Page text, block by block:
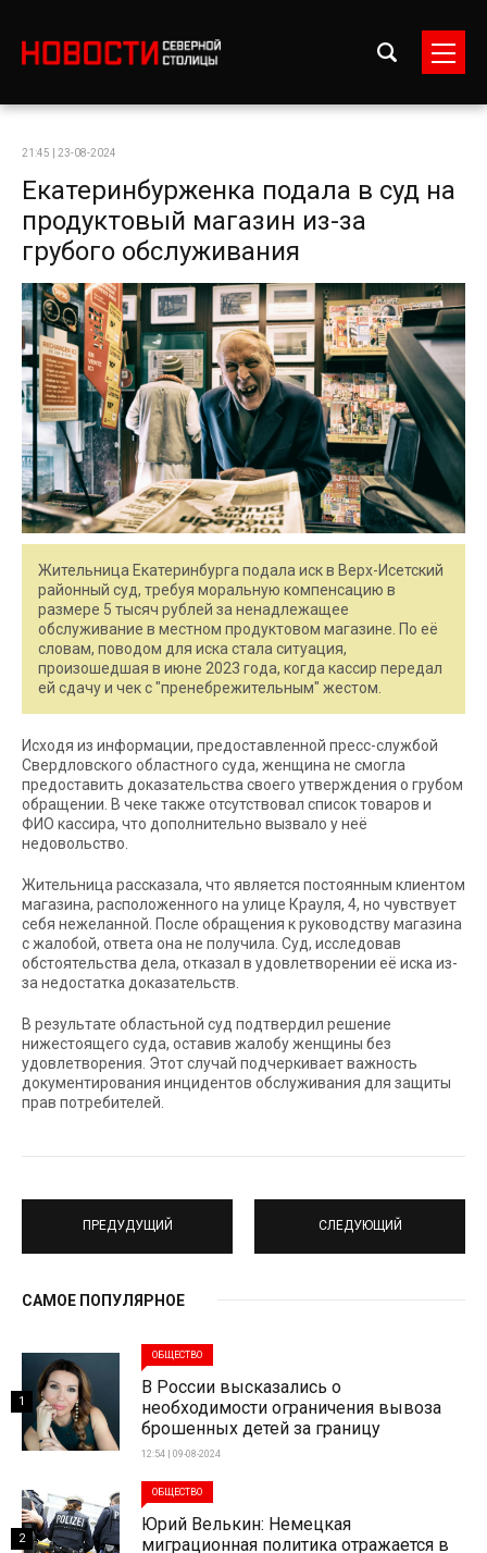
21:45 | 23-08-2024
Екатеринбурженка подала в суд на
продуктовый магазин из-за
грубого обслуживания
Жительница Екатеринбурга подала иск в Верх-Исетский
районный суд, требуя моральную компенсацию в
размере 5 тысяч рублей за ненадлежащее
обслуживание в местном продуктовом магазине. По её
словам, поводом для иска стала ситуация,
произошедшая в июне 2023 года, когда кассир передал
ей сдачу и чек с "пренебрежительным" жестом.
Исходя из информации, предоставленной пресс-службой
Свердловского областного суда, женщина не смогла
предоставить доказательства своего утверждения о грубом
обращении. В чеке также отсутствовал список товаров и
ФИО кассира, что дополнительно вызвало у неё
недовольство.
Жительница рассказала, что является постоянным клиентом
магазина, расположенного на улице Крауля, 4, но чувствует
себя нежеланной. После обращения к руководству магазина
с жалобой, ответа она не получила. Суд, исследовав
обстоятельства дела, отказал в удовлетворении её иска из-
за недостатка доказательств.
В результате областьной суд подтвердил решение
нижестоящего суда, оставив жалобу женщины без
удовлетворения. Этот случай подчеркивает важность
документирования инцидентов обслуживания для защиты
прав потребителей.
ПРЕДУДУЩИЙ СЛЕДУЮЩИЙ
САМОЕ ПОПУЛЯРНОЕ
ОБЩЕСТВО
В России высказались о
необходимости ограничения вывоза
брошенных детей за границу
12:54 | 09-08-2024
1
ОБЩЕСТВО
Юрий Велькин: Немецкая
миграционная политика отражается в
2